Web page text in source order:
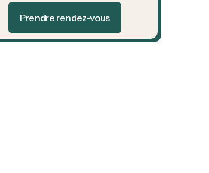
Prendre rendez-vous
Prendre rendez-vous